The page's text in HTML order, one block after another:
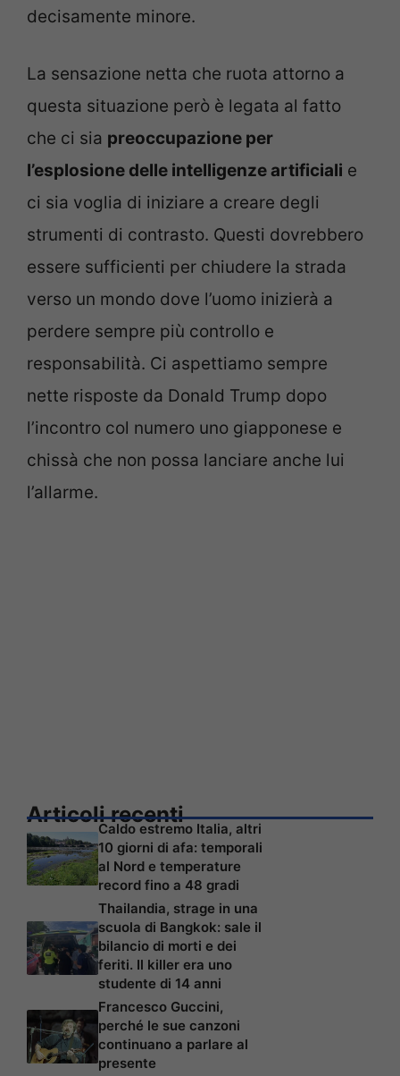
decisamente minore.
La sensazione netta che ruota attorno a
questa situazione però è legata al fatto
che ci sia preoccupazione per
l’esplosione delle intelligenze artificiali e
ci sia voglia di iniziare a creare degli
strumenti di contrasto. Questi dovrebbero
essere sufficienti per chiudere la strada
verso un mondo dove l’uomo inizierà a
perdere sempre più controllo e
responsabilità. Ci aspettiamo sempre
nette risposte da Donald Trump dopo
l’incontro col numero uno giapponese e
chissà che non possa lanciare anche lui
l’allarme.
Articoli recenti
Caldo estremo Italia, altri
10 giorni di afa: temporali
al Nord e temperature
record fino a 48 gradi
Thailandia, strage in una
scuola di Bangkok: sale il
bilancio di morti e dei
feriti. Il killer era uno
studente di 14 anni
Francesco Guccini,
perché le sue canzoni
continuano a parlare al
presente